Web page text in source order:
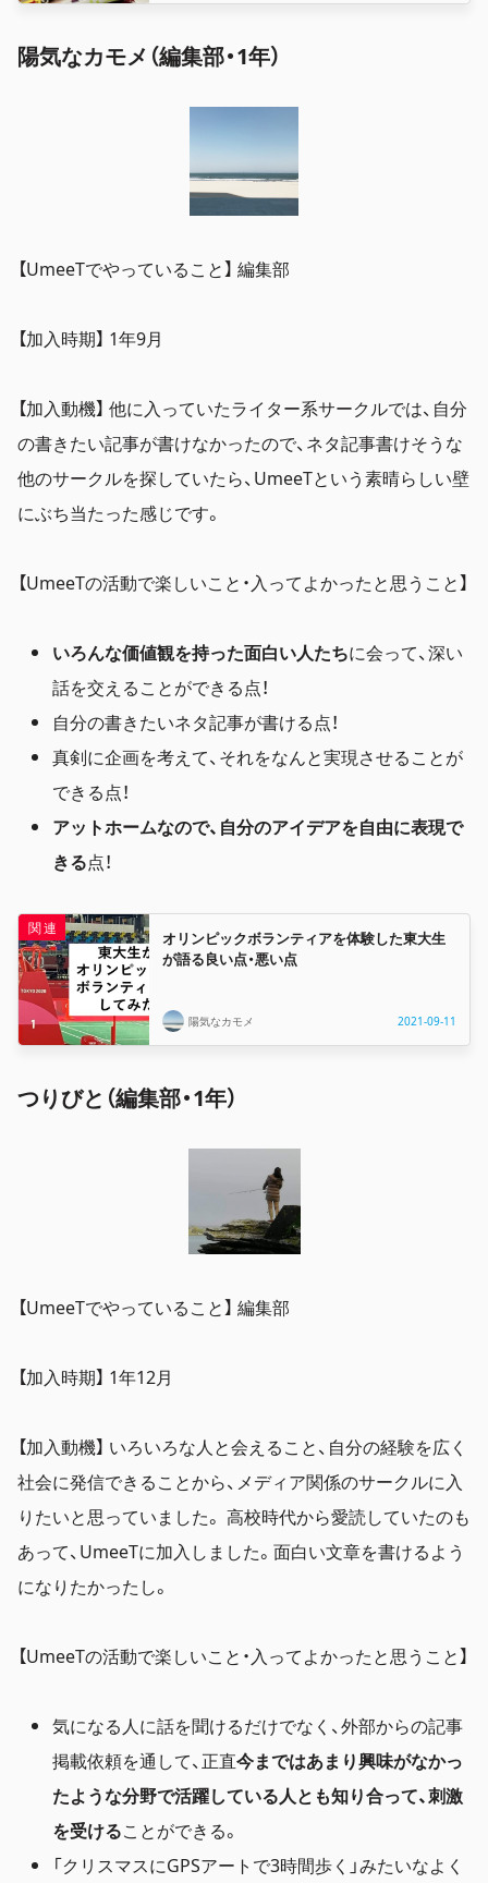
陽気なカモメ（編集部・1年）
【UmeeTでやっていること】 編集部
【加入時期】 1年9月
【加入動機】 他に入っていたライター系サークルでは、自分
の書きたい記事が書けなかったので、ネタ記事書けそうな
他のサークルを探していたら、UmeeTという素晴らしい壁
にぶち当たった感じです。
【UmeeTの活動で楽しいこと・入ってよかったと思うこと】
いろんな価値観を持った面白い人たちに会って、深い
話を交えることができる点！
自分の書きたいネタ記事が書ける点！
真剣に企画を考えて、それをなんと実現させることが
できる点！
アットホームなので、自分のアイデアを自由に表現で
きる点！
オリンピックボランティアを体験した東大生
が語る良い点・悪い点
陽気なカモメ 2021-09-11
つりびと（編集部・1年）
【UmeeTでやっていること】 編集部
【加入時期】 1年12月
【加入動機】 いろいろな人と会えること、自分の経験を広く
社会に発信できることから、メディア関係のサークルに入
りたいと思っていました。 高校時代から愛読していたのも
あって、UmeeTに加入しました。面白い文章を書けるよう
になりたかったし。
【UmeeTの活動で楽しいこと・入ってよかったと思うこと】
気になる人に話を聞けるだけでなく、外部からの記事
掲載依頼を通して、正直今まではあまり興味がなかっ
たような分野で活躍している人とも知り合って、刺激
を受けることができる。
「クリスマスにGPSアートで3時間歩く」みたいなよく